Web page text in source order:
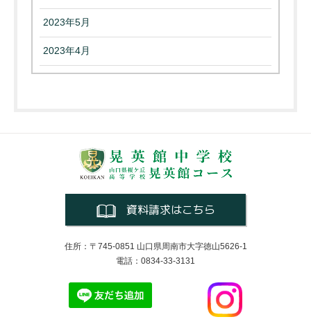
2023年5月
2023年4月
資料請求はこちら
住所：〒745-0851 山口県周南市大字徳山5626-1
電話：0834-33-3131